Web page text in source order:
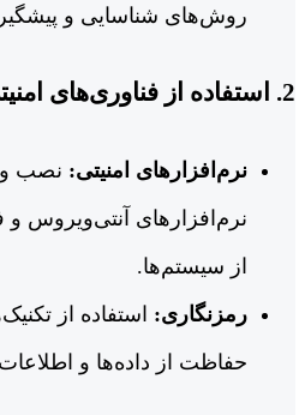
روش‌های شناسایی و
2. استفاده از فناوری‌های
نرم‌افزارهای امنیتی: نصب و
نرم‌افزارهای آنتی‌ویروس
از سیستم‌ها.
رمزنگاری: استفاده از
حفاظت از داده‌ها و